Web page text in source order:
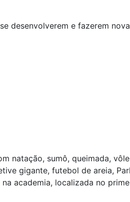
desenvolverem e fazerem
natação, sumô, queimada,
gigante, futebol de areia,
academia, localizada no